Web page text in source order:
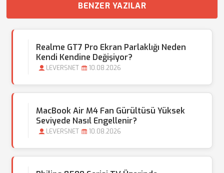
BENZER YAZILAR
Realme GT7 Pro Ekran Parlaklığı Neden
Kendi Kendine Değişiyor?
LEVERSNET 10.08.2026
MacBook Air M4 Fan Gürültüsü Yüksek
Seviyede Nasıl Engellenir?
LEVERSNET 10.08.2026